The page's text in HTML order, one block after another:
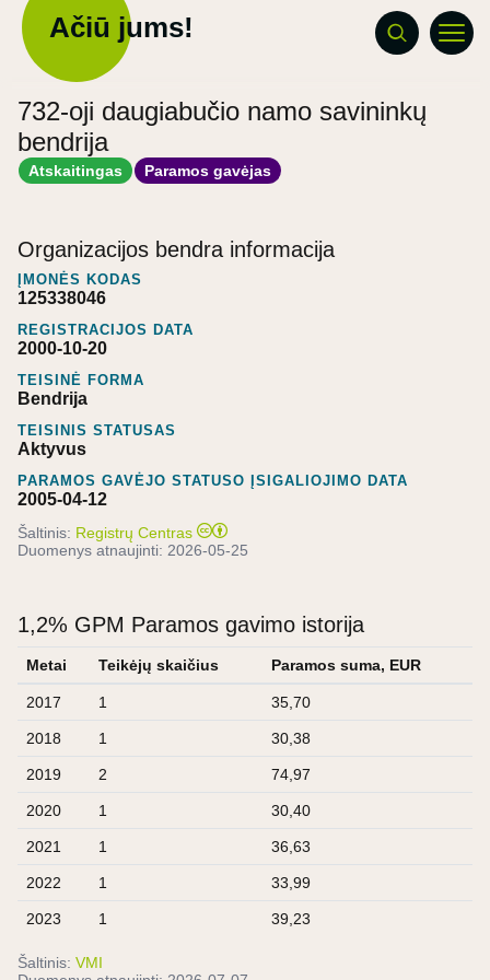
Ačiū jums!
732-oji daugiabučio namo savininkų
bendrija
Atskaitingas Paramos gavėjas
Organizacijos bendra informacija
ĮMONĖS KODAS
125338046
REGISTRACIJOS DATA
2000-10-20
TEISINĖ FORMA
Bendrija
TEISINIS STATUSAS
Aktyvus
PARAMOS GAVĖJO STATUSO ĮSIGALIOJIMO DATA
2005-04-12
Šaltinis: Registrų Centras
Duomenys atnaujinti: 2026-05-25
1,2% GPM Paramos gavimo istorija
Metai Teikėjų skaičius Paramos suma, EUR
2017 1 35,70
2018 1 30,38
2019 2 74,97
2020 1 30,40
2021 1 36,63
2022 1 33,99
2023 1 39,23
Šaltinis: VMI